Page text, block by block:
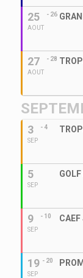
25
AOUT
- 26
27
AOUT
- 28
3
SEP
- 4
5
SEP
9
SEP
- 10 CAEF
19
SEP
- 20